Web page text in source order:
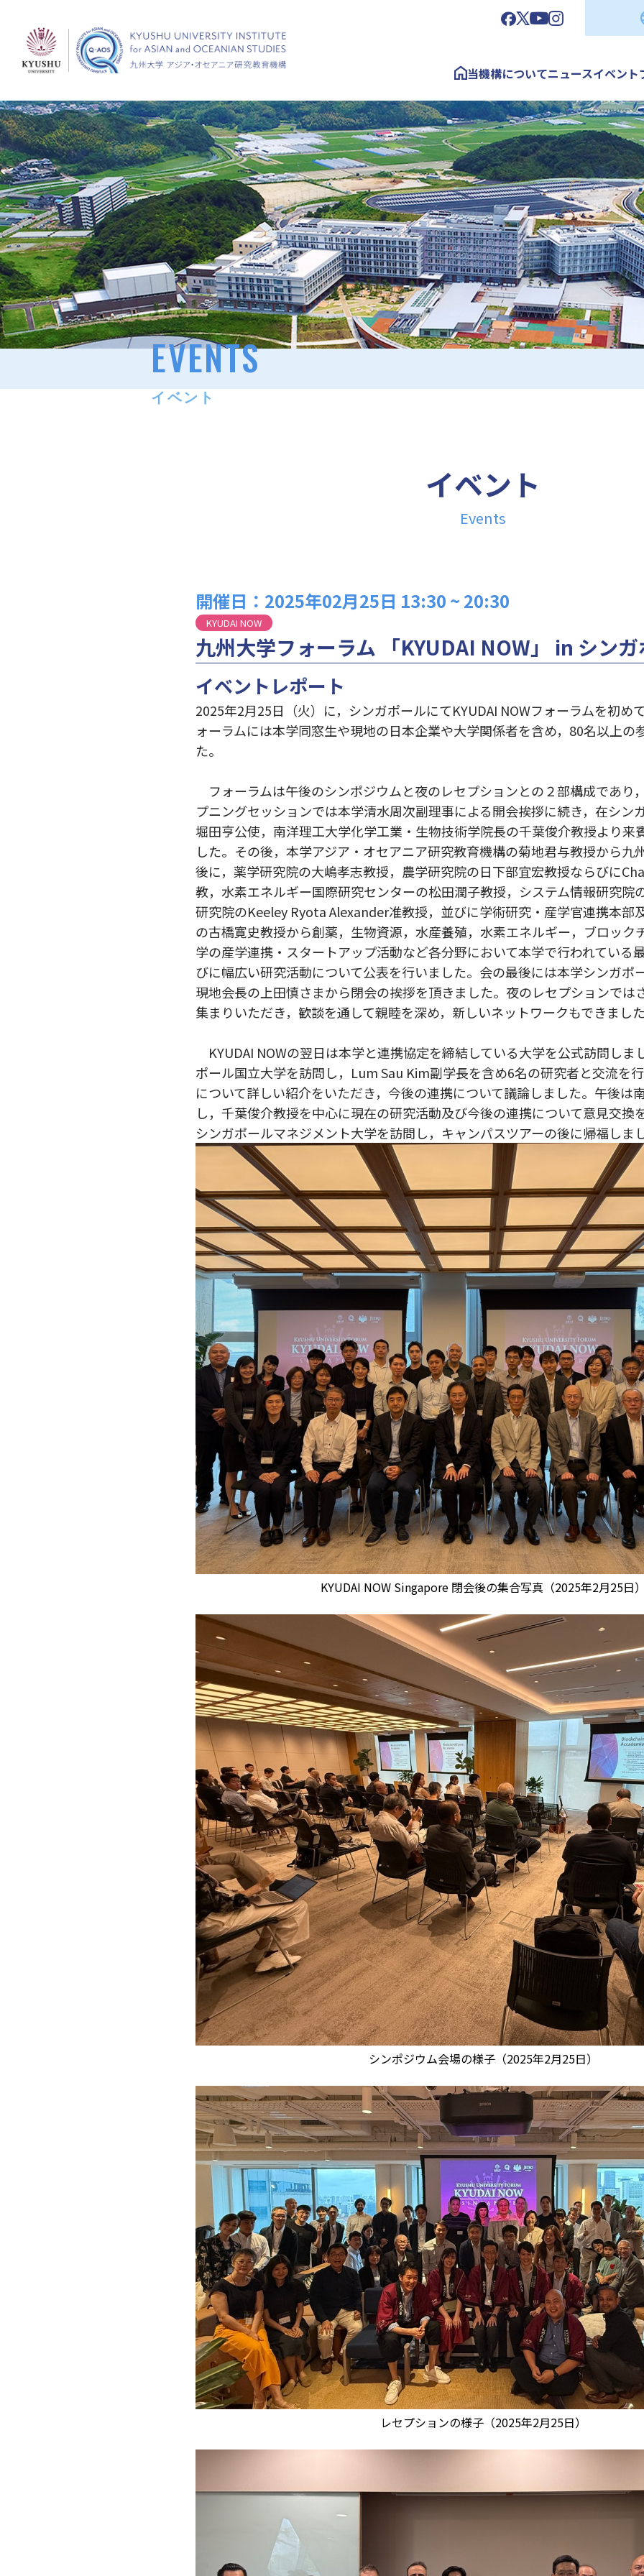
当機構についてニュースイベント
EVENTS
イベント
イベント
Events
開催日：2025年02月25日 13:30 ~ 20:30
KYUDAI NOW
九州大学フォーラム 「KYUDAI NOW」 in シン
イベントレポート
2025年2月25日（火）に，シンガポールにてKYUDAI NOWフォーラムを初め
ォーラムには本学同窓生や現地の日本企業や大学関係者を含め，80名以上の
た。
フォーラムは午後のシンポジウムと夜のレセプションとの２部構成であり
プニングセッションでは本学清水周次副理事による開会挨拶に続き，在シン
堀田亨公使，南洋理工大学化学工業・生物技術学院長の千葉俊介教授より来
した。その後，本学アジア・オセアニア研究教育機構の菊地君与教授から九
後に，薬学研究院の大嶋孝志教授，農学研究院の日下部宜宏教授ならびに
教，水素エネルギー国際研究センターの松田潤子教授，システム情報研究院
研究院のKeeley Ryota Alexander准教授，並びに学術研究・産学官連携本部
の古橋寛史教授から創薬，生物資源，水産養殖，水素エネルギー，ブロック
学の産学連携・スタートアップ活動など各分野において本学で行われている
びに幅広い研究活動について公表を行いました。会の最後には本学シンガポ
現地会長の上田慎さまから閉会の挨拶を頂きました。夜のレセプションでは
集まりいただき，歓談を通して親睦を深め，新しいネットワークもできまし
KYUDAI NOWの翌日は本学と連携協定を締結している大学を公式訪問しま
ポール国立大学を訪問し，Lum Sau Kim副学長を含め6名の研究者と交流を
について詳しい紹介をいただき，今後の連携について議論しました。午後は
し，千葉俊介教授を中心に現在の研究活動及び今後の連携について意見交換
シンガポールマネジメント大学を訪問し，キャンパスツアーの後に帰福しま
KYUDAI NOW Singapore 閉会後の集合写真（2025年2月25日
シンポジウム会場の様子（2025年2月25日）
レセプションの様子（2025年2月25日）